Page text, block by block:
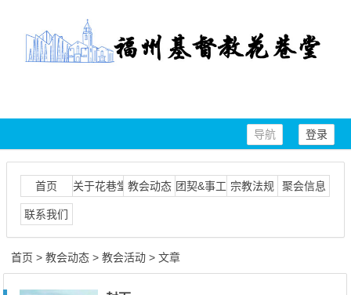
登录
导航
首页 关于花巷堂 教会动态 团契&事工 宗教法规 聚会信息
联系我们
首页 >教会动态 >教会活动 > 文章